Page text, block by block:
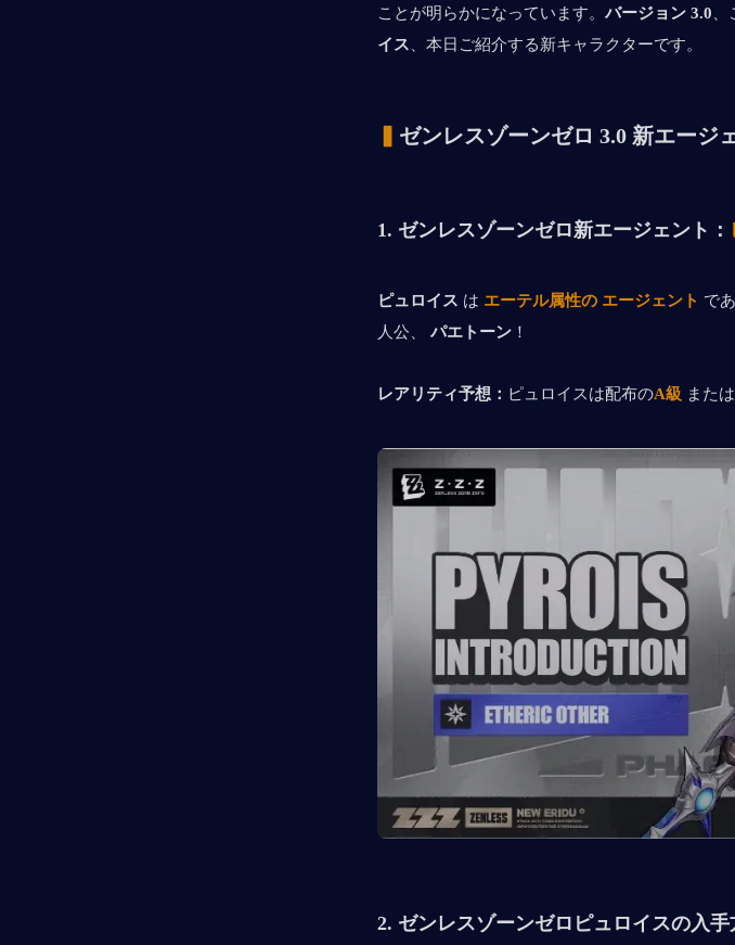
ことが明らかになっています。 バージョン 3.0
イス 、本日ご紹介する新キャラクターです。
ゼンレスゾーンゼロ 3.0 新エージ
1. ゼンレスゾーンゼロ新エージェント：
ピュロイス は エーテル属性の エージェント で
人公、 パエトーン ！
レアリティ予想： ピュロイスは配布のA級 または
2. ゼンレスゾーンゼロ ピュロイスの入手